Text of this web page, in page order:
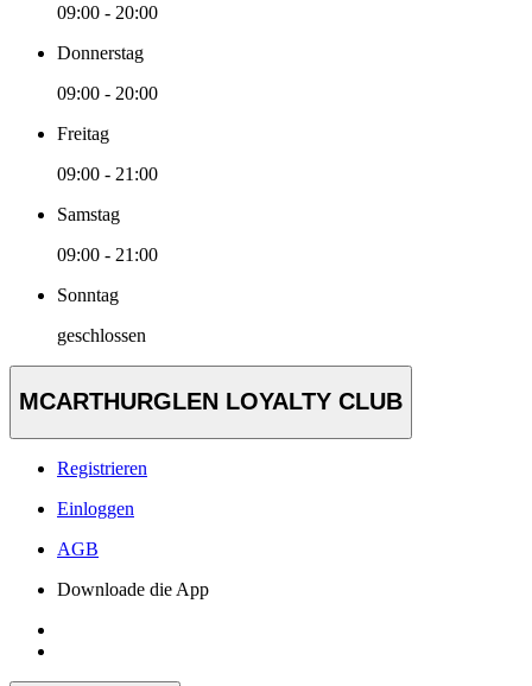
09:00 - 20:00
Donnerstag
09:00 - 20:00
Freitag
09:00 - 21:00
Samstag
09:00 - 21:00
Sonntag
geschlossen
MCARTHURGLEN LOYALTY CLUB
Registrieren
Einloggen
AGB
Downloade die App